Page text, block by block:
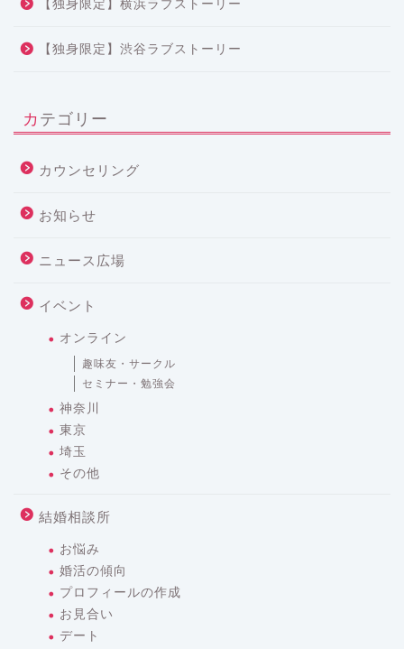
【独身限定】横浜ラブストーリー
【独身限定】渋谷ラブストーリー
カテゴリー
カウンセリング
お知らせ
ニュース広場
イベント
オンライン
趣味友・サークル
セミナー・勉強会
神奈川
東京
埼玉
その他
結婚相談所
お悩み
婚活の傾向
プロフィールの作成
お見合い
デート